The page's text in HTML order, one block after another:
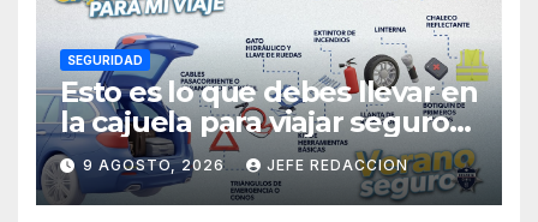
SEGURIDAD
Esto es lo que debes llevar en
la cajuela para viajar seguro
por carretera
9 AGOSTO, 2026 JEFE REDACCION